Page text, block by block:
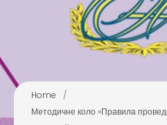
Home
/
Методичне коло «Правила